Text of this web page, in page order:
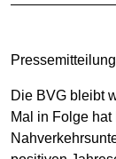
Die BVG bleibt
Mal in Folge